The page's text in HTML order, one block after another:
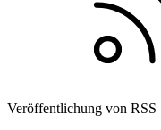
Veröffentlichung von RSS